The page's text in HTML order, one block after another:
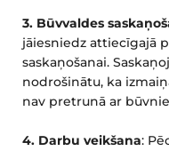
3. Būvvaldes
jāiesniedz attiecīgajā
saskaņošanai.
nodrošinātu, ka
nav pretrunā ar
4. Darbu veikšana: